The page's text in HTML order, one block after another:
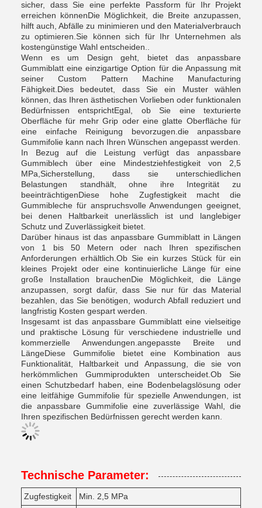
sicher, dass Sie eine perfekte Passform für Ihr Projekt
erreichen könnenDie Möglichkeit, die Breite anzupassen,
hilft auch, Abfälle zu minimieren und den Materialverbrauch
zu optimieren.Sie können sich für Ihr Unternehmen als
kostengünstige Wahl entscheiden..
Wenn es um Design geht, bietet das anpassbare
Gummiblatt eine einzigartige Option für die Anpassung mit
seiner Custom Pattern Machine Manufacturing
Fähigkeit.Dies bedeutet, dass Sie ein Muster wählen
können, das Ihren ästhetischen Vorlieben oder funktionalen
Bedürfnissen entsprichtEgal, ob Sie eine texturierte
Oberfläche für mehr Grip oder eine glatte Oberfläche für
eine einfache Reinigung bevorzugen.die anpassbare
Gummifolie kann nach Ihren Wünschen angepasst werden.
In Bezug auf die Leistung verfügt das anpassbare
Gummiblech über eine Mindestziehfestigkeit von 2,5
MPa,Sicherstellung, dass sie unterschiedlichen
Belastungen standhält, ohne ihre Integrität zu
beeinträchtigenDiese hohe Zugfestigkeit macht die
Gummibleche für anspruchsvolle Anwendungen geeignet,
bei denen Haltbarkeit unerlässlich ist und langlebiger
Schutz und Zuverlässigkeit bietet.
Darüber hinaus ist das anpassbare Gummiblatt in Längen
von 1 bis 50 Metern oder nach Ihren spezifischen
Anforderungen erhältlich.Ob Sie ein kurzes Stück für ein
kleines Projekt oder eine kontinuierliche Länge für eine
große Installation brauchenDie Möglichkeit, die Länge
anzupassen, sorgt dafür, dass Sie nur für das Material
bezahlen, das Sie benötigen, wodurch Abfall reduziert und
langfristig Kosten gespart werden.
Insgesamt ist das anpassbare Gummiblatt eine vielseitige
und praktische Lösung für verschiedene industrielle und
kommerzielle Anwendungen.angepasste Breite und
LängeDiese Gummifolie bietet eine Kombination aus
Funktionalität, Haltbarkeit und Anpassung, die sie von
herkömmlichen Gummiprodukten unterscheidet.Ob Sie
einen Schutzbedarf haben, eine Bodenbelagslösung oder
eine leitfähige Gummifolie für spezielle Anwendungen, ist
die anpassbare Gummifolie eine zuverlässige Wahl, die
Ihren spezifischen Bedürfnissen gerecht werden kann.
Technische Parameter:
Zugfestigkeit Min. 2,5 MPa